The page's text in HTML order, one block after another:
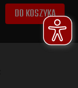
DO KOSZYKA